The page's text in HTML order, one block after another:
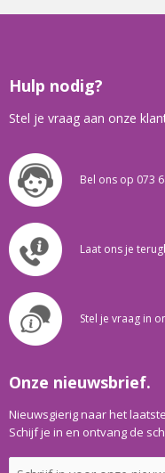
Hulp nodig?
Stel je vraag aan onze
Bel ons op 073
Laat ons je
Stel je vraag in
Onze nieuwsbrief.
Nieuwsgierig naar het
Schijf je in en ontvang de